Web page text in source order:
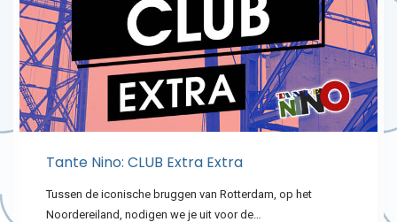
Tante Nino: CLUB Extra Extra
Tussen de iconische bruggen van Rotterdam, op het
Noordereiland, nodigen we je uit voor de…